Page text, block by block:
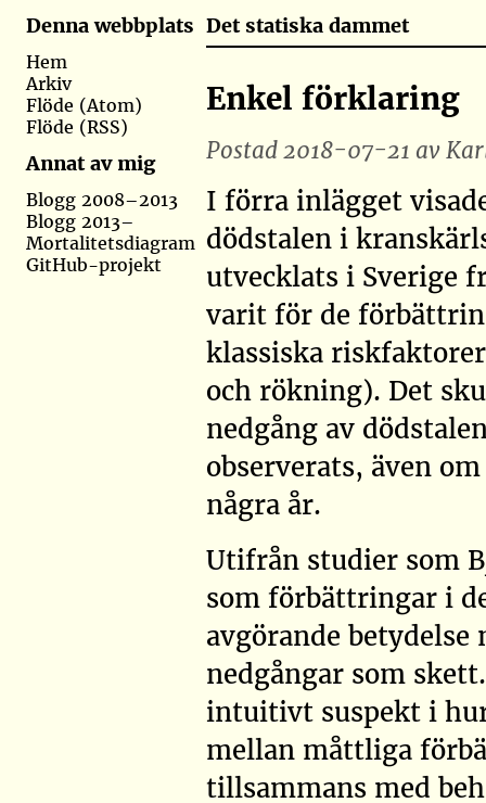
Det statiska dammet
Denna webbplats
Hem
Arkiv
Flöde (Atom)
Flöde (RSS)
Annat av mig
Blogg 2008–2013
Blogg 2013–
Mortalitetsdiagram
GitHub-projekt
Enkel förklaring
Postad 2018-07-21 av
I förra inlägget
dödstalen i
utvecklats i Sverige
varit för de
klassiska
och rökning). Det
nedgång av
observerats, även
några år.
Utifrån studier som
som förbättringar i
avgörande
nedgångar som
intuitivt suspekt i
mellan måttliga
tillsammans med